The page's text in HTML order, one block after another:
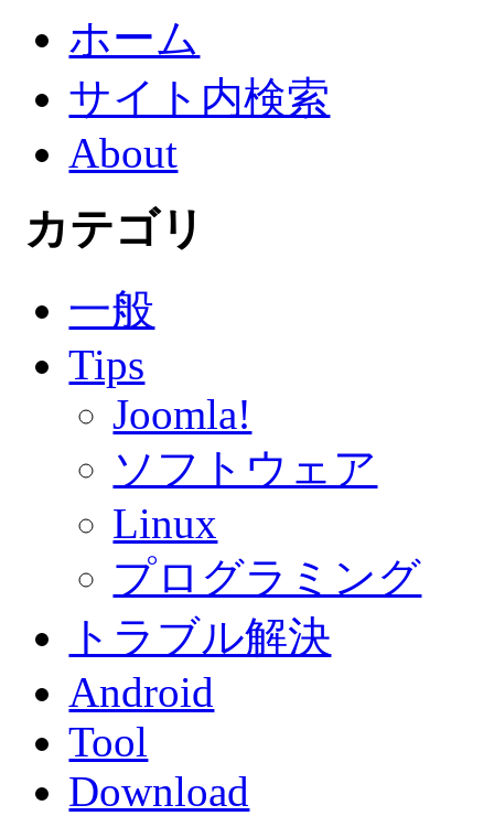
ホーム
サイト内検索
About
カテゴリ
一般
Tips
Joomla!
ソフトウェア
Linux
プログラミング
トラブル解決
Android
Tool
Download